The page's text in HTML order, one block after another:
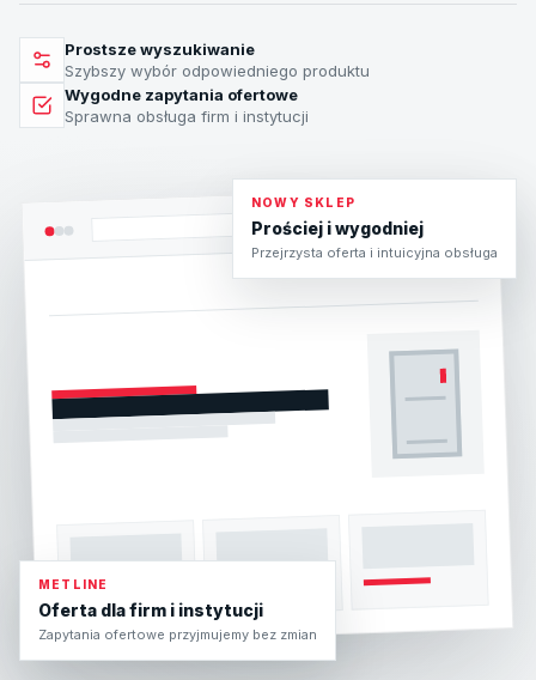
Prostsze wyszukiwanie
Szybszy wybór odpowiedniego produktu
Wygodne zapytania ofertowe
Sprawna obsługa firm i instytucji
NOWY SKLEP
Prościej i wygodniej
Przejrzysta oferta i intuicyjna obsługa
METLINE
Oferta dla firm i instytucji
Zapytania ofertowe przyjmujemy bez zmian